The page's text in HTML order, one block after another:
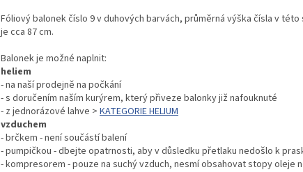
Fóliový balonek číslo 9 v duhových barvách, průměrná výška čísla v
je cca 87 cm.
Balonek je možné naplnit:
heliem
- na naší prodejně na počkání
- s doručením naším kurýrem, který přiveze balonky již nafouknuté
- z jednorázové lahve > KATEGORIE HELIUM
vzduchem
- brčkem - není součástí balení
- pumpičkou - dbejte opatrnosti, aby v důsledku přetlaku nedošlo k
- kompresorem - pouze na suchý vzduch, nesmí obsahovat stopy oleje